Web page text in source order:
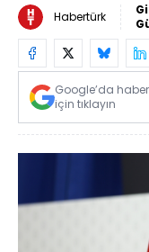
Habertürk
Google’da
için tıklayın